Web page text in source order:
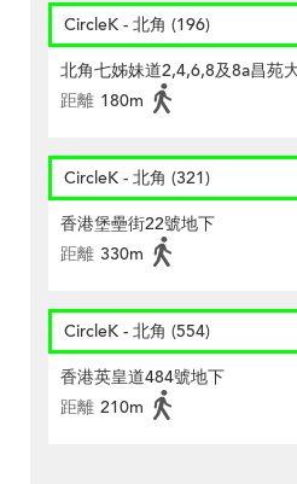
CircleK - 北角 (196)
北角七姊妹道2,4,6,8及8a昌苑
距離 180m
CircleK - 北角 (321)
香港堡壘街22號地下
距離 330m
CircleK - 北角 (554)
香港英皇道484號地下
距離 210m